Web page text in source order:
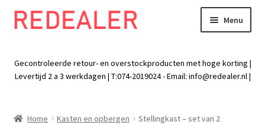
Skip
Skip
Menu
Baby en kind
Gecontroleerde retour- en overstockproducten met hoge korting |
Levertijd 2 a 3 werkdagen | T:074-2019024 - Email: info@redealer.nl|
Home Kasten en opbergen
Stellingkast – set van 2